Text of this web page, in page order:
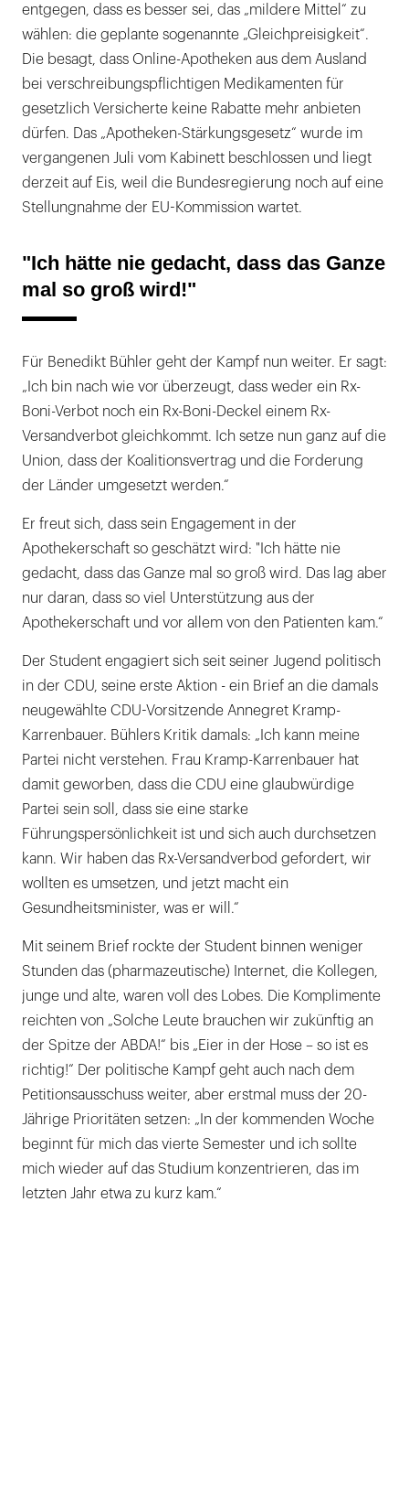
entgegen, dass es besser sei, das „mildere Mittel“ zu
wählen: die geplante sogenannte „Gleichpreisigkeit“.
Die besagt, dass Online-Apotheken aus dem Ausland
bei verschreibungspflichtigen Medikamenten für
gesetzlich Versicherte keine Rabatte mehr anbieten
dürfen. Das „Apotheken-Stärkungsgesetz“ wurde im
vergangenen Juli vom Kabinett beschlossen und liegt
derzeit auf Eis, weil die Bundesregierung noch auf eine
Stellungnahme der EU-Kommission wartet.
"Ich hätte nie gedacht, dass das Ganze
mal so groß wird!"
Für Benedikt Bühler geht der Kampf nun weiter. Er sagt:
„Ich bin nach wie vor überzeugt, dass weder ein Rx-
Boni-Verbot noch ein Rx-Boni-Deckel einem Rx-
Versandverbot gleichkommt. Ich setze nun ganz auf die
Union, dass der Koalitionsvertrag und die Forderung
der Länder umgesetzt werden.“
Er freut sich, dass sein Engagement in der
Apothekerschaft so geschätzt wird: "Ich hätte nie
gedacht, dass das Ganze mal so groß wird. Das lag aber
nur daran, dass so viel Unterstützung aus der
Apothekerschaft und vor allem von den Patienten kam.“
Der Student engagiert sich seit seiner Jugend politisch
in der CDU, seine erste Aktion - ein Brief an die damals
neugewählte CDU-Vorsitzende Annegret Kramp-
Karrenbauer. Bühlers Kritik damals: „Ich kann meine
Partei nicht verstehen. Frau Kramp-Karrenbauer hat
damit geworben, dass die CDU eine glaubwürdige
Partei sein soll, dass sie eine starke
Führungspersönlichkeit ist und sich auch durchsetzen
kann. Wir haben das Rx-Versandverbod gefordert, wir
wollten es umsetzen, und jetzt macht ein
Gesundheitsminister, was er will.“
Mit seinem Brief rockte der Student binnen weniger
Stunden das (pharmazeutische) Internet, die Kollegen,
junge und alte, waren voll des Lobes. Die Komplimente
reichten von „Solche Leute brauchen wir zukünftig an
der Spitze der ABDA!“ bis „Eier in der Hose – so ist es
richtig!“ Der politische Kampf geht auch nach dem
Petitionsausschuss weiter, aber erstmal muss der 20-
Jährige Prioritäten setzen: „In der kommenden Woche
beginnt für mich das vierte Semester und ich sollte
mich wieder auf das Studium konzentrieren, das im
letzten Jahr etwa zu kurz kam.“